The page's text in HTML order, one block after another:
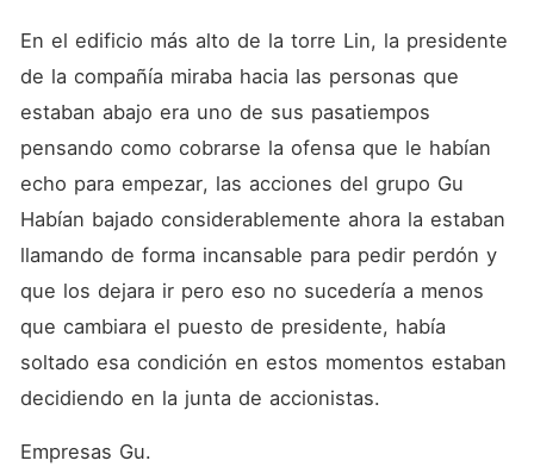
En el edificio más alto de la torre Lin, la presidente
de la compañía miraba hacia las personas que
estaban abajo era uno de sus pasatiempos
pensando como cobrarse la ofensa que le habían
echo para empezar, las acciones del grupo Gu
Habían bajado considerablemente ahora la estaban
llamando de forma incansable para pedir perdón y
que los dejara ir pero eso no sucedería a menos
que cambiara el puesto de presidente, había
soltado esa condición en estos momentos estaban
decidiendo en la junta de accionistas.
Empresas Gu.